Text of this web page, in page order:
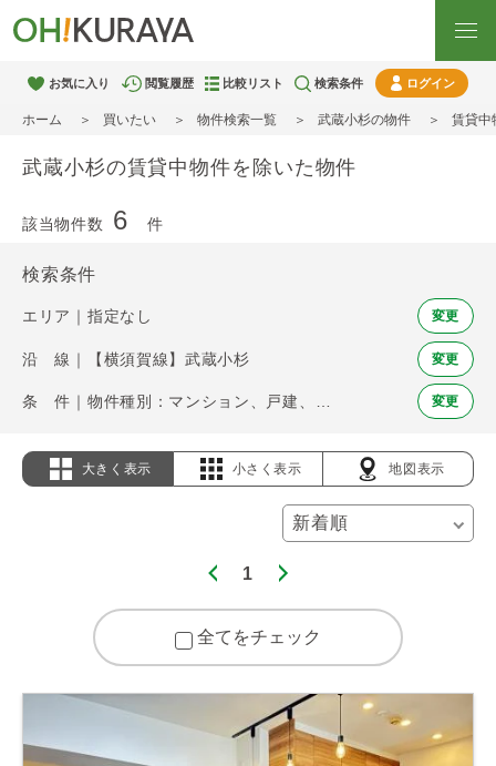
お気に入り 閲覧履歴 比較リスト 検索条件 ログイン
ホーム 買いたい 物件検索一覧 武蔵小杉の物件 賃貸中
武蔵小杉の賃貸中物件を除いた物件
該当物件数 6 件
検索条件
エリア｜指定なし 変更
沿 線｜【横須賀線】武蔵小杉 変更
変更
大きく表示 小さく表示 地図表示
1
全てをチェック